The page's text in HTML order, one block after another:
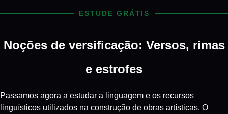
ESTUDE GRÁTIS
Noções de versificação: Versos, rimas
e estrofes
Passamos agora a estudar a linguagem e os recursos
linguísticos utilizados na construção de obras artísticas. O